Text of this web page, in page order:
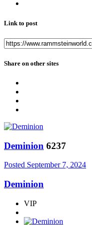
Link to post
Share on other sites
Deminion 6237
Posted September 7, 2024
Deminion
VIP